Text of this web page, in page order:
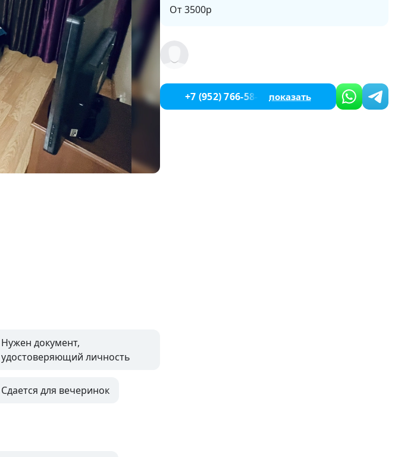
Нужен документ,
удостоверяющий личность
Сдается для вечеринок
От 3500р
+7 (952) 766-58-33 показать